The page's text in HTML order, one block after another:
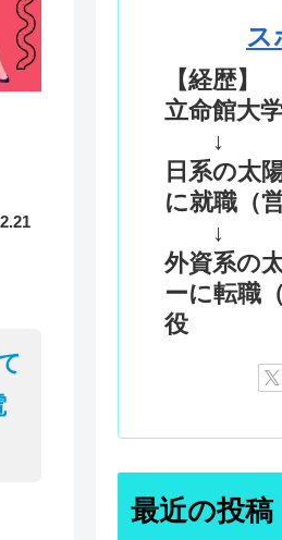
ス
【経歴】
立命館大
↓
日系の太
に就職（
↓
外資系の
ーに転職
役
最近の投稿